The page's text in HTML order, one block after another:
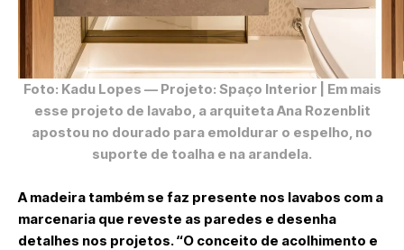
Foto: Kadu Lopes — Projeto: Spaço Interior | Em mais
esse projeto de lavabo, a arquiteta Ana Rozenblit
apostou no dourado para emoldurar o espelho, no
suporte de toalha e na arandela.
A madeira também se faz presente nos lavabos com a
marcenaria que reveste as paredes e desenha
detalhes nos projetos. “O conceito de acolhimento e